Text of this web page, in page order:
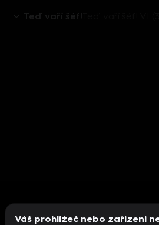
Teď vaří šéf!
Váš prohlížeč nebo zařízení